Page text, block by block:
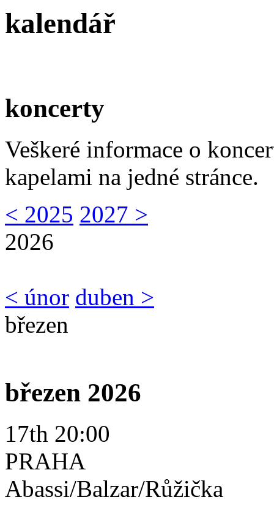
kalendář
koncerty
Veškeré informace o
kapelami na jedné stránce.
< 2025 2027 >
2026
< únor duben >
březen
březen 2026
17th 20:00
PRAHA
Abassi/Balzar/Růžička